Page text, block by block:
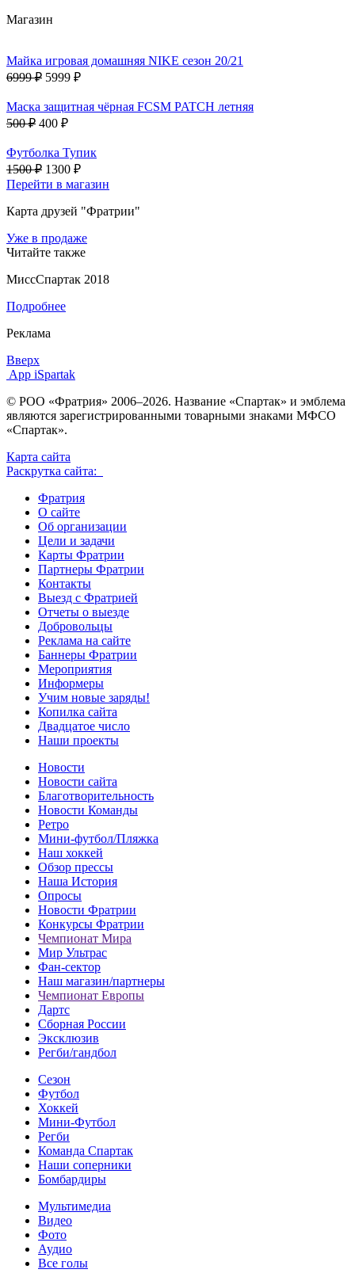
Магазин
Майка игровая домашняя NIKE сезон 20/21
6999 ₽ 5999 ₽
Маска защитная чёрная FCSM PATCH летняя
500 ₽ 400 ₽
Футболка Тупик
1500 ₽ 1300 ₽
Перейти в магазин
Карта друзей "Фратрии"
Уже в продаже
Читайте также
МиссСпартак 2018
Подробнее
Реклама
Вверх
App iSpartak
© РОО «Фратрия» 2006–2026. Название «Спартак» и эмблема
являются зарегистрированными товарными знаками МФСО
«Спартак».
Карта сайта
Раскрутка сайта:
Фратрия
О сайте
Об организации
Цели и задачи
Карты Фратрии
Партнеры Фратрии
Контакты
Выезд с Фратрией
Отчеты о выезде
Добровольцы
Реклама на сайте
Баннеры Фратрии
Мероприятия
Информеры
Учим новые заряды!
Копилка сайта
Двадцатое число
Наши проекты
Новости
Новости сайта
Благотворительность
Новости Команды
Ретро
Мини-футбол/Пляжка
Наш хоккей
Обзор прессы
Наша История
Опросы
Новости Фратрии
Конкурсы Фратрии
Чемпионат Мира
Мир Ультрас
Фан-cектор
Наш магазин/партнеры
Чемпионат Европы
Дартс
Сборная России
Эксклюзив
Регби/гандбол
Сезон
Футбол
Хоккей
Мини-Футбол
Регби
Команда Спартак
Наши соперники
Бомбардиры
Мультимедиа
Видео
Фото
Аудио
Все голы